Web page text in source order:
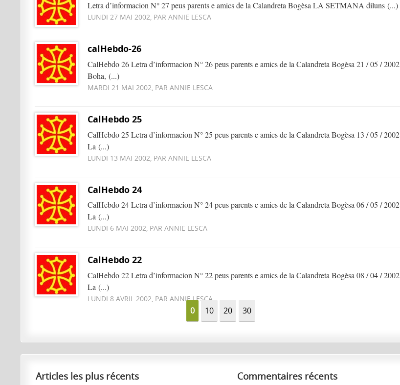
Letra d’informacion N° 27 peus parents e amics de la Calandreta Bogèsa LA SETMANA diluns (...)
LUNDI 27 MAI 2002, PAR ANNIE LESCA
calHebdo-26
CalHebdo 26 Letra d’informacion N° 26 peus parents e amics de la Calandreta Bogèsa 21 / 05 / 2002
Boha, (...)
MARDI 21 MAI 2002, PAR ANNIE LESCA
CalHebdo 25
CalHebdo 25 Letra d’informacion N° 25 peus parents e amics de la Calandreta Bogèsa 13 / 05 / 2002
La (...)
LUNDI 13 MAI 2002, PAR ANNIE LESCA
CalHebdo 24
CalHebdo 24 Letra d’informacion N° 24 peus parents e amics de la Calandreta Bogèsa 06 / 05 / 2002
La (...)
LUNDI 6 MAI 2002, PAR ANNIE LESCA
CalHebdo 22
CalHebdo 22 Letra d’informacion N° 22 peus parents e amics de la Calandreta Bogèsa 08 / 04 / 2002
La (...)
LUNDI 8 AVRIL 2002, PAR ANNIE LESCA
0 10 20 30
Articles les plus récents Commentaires récents